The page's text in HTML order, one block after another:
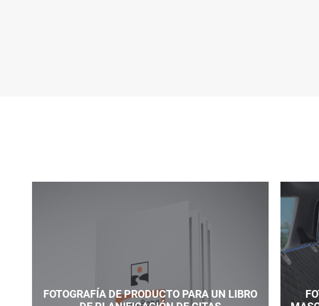
FOTOGRAFÍA DE PRODUCTO PARA UN LIBRO